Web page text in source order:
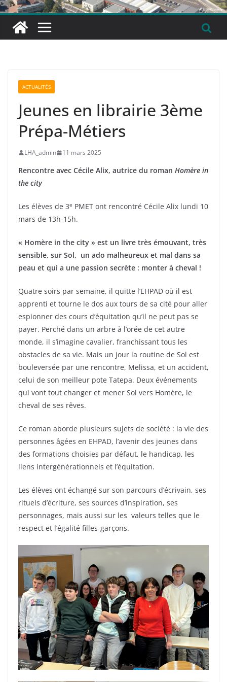
ACTUALITÉS
Jeunes en librairie 3ème
Prépa-Métiers
LHA_admin 11 mars 2025
Rencontre avec Cécile Alix, autrice du roman Homère in
the city
Les élèves de 3e PMET ont rencontré Cécile Alix lundi 10
mars de 13h-15h.
« Homère in the city » est un livre très émouvant, très
sensible, sur Sol, un ado malheureux et mal dans sa
peau et qui a une passion secrète : monter à cheval !
Quatre soirs par semaine, il quitte l’EHPAD où il est
apprenti et tourne le dos aux tours de sa cité pour aller
espionner des cours d’équitation qu’il ne peut pas se
payer. Perché dans un arbre à l’orée de cet autre
monde, il s’imagine cavalier, franchissant tous les
obstacles de sa vie. Mais un jour la routine de Sol est
bouleversée par une rencontre, Melissa, et un accident,
celui de son meilleur pote Tatepa. Deux événements
qui vont tout changer et mener Sol vers Homère, le
cheval de ses rêves.
Ce roman aborde plusieurs sujets de société : la vie des
personnes âgées en EHPAD, l’avenir des jeunes dans
des formations choisies par défaut, le handicap, les
liens intergénérationnels et l’équitation.
Les élèves ont échangé sur son parcours d’écrivain, ses
rituels d’écriture, ses sources d’inspiration, ses
personnages, mais aussi sur les valeurs telles que le
respect et l’égalité filles-garçons.